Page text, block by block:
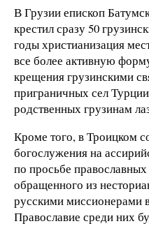
В Грузии епископ
крестил сразу 50
годы христианизация
все более активную
крещения грузинскими
приграничных сел
родственных грузинам
Кроме того, в Троицком
богослужения на
по просьбе
обращенного из
русскими миссионерами
Православие среди них